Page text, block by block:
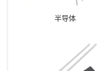
半导体